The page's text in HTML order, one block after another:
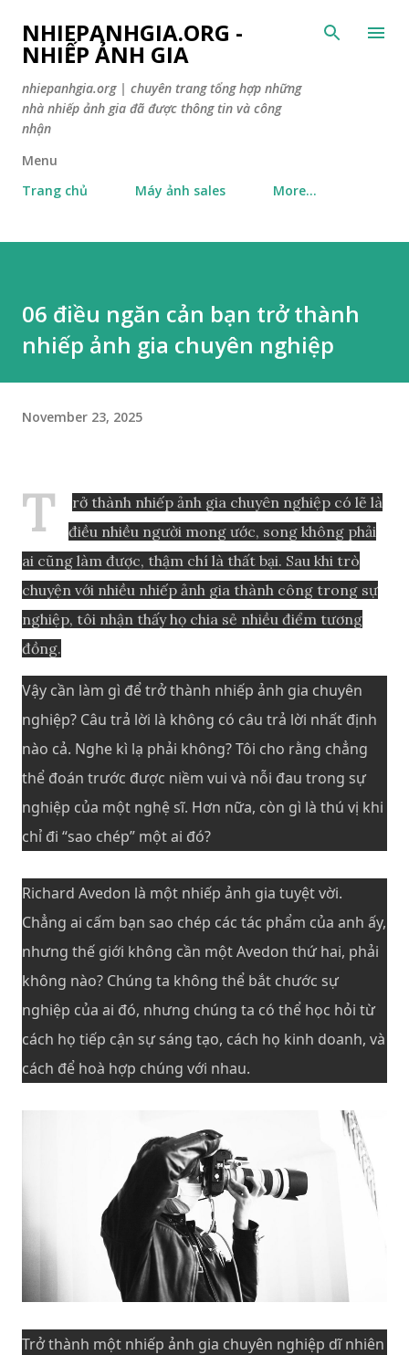
Skip to main content
NHIEPANHGIA.ORG -
NHIẾP ẢNH GIA
nhiepanhgia.org | chuyên trang tổng hợp những
nhà nhiếp ảnh gia đã được thông tin và công
nhận
Menu
Trang chủ
Máy ảnh sales More…
06 điều ngăn cản bạn trở thành
nhiếp ảnh gia chuyên nghiệp
November 23, 2025
T
rở thành nhiếp ảnh gia chuyên nghiệp có lẽ là
điều nhiều người mong ước, song không phải
ai cũng làm được, thậm chí là thất bại. Sau khi trò
chuyện với nhiều nhiếp ảnh gia thành công trong sự
nghiệp, tôi nhận thấy họ chia sẻ nhiều điểm tương
đồng.
Vậy cần làm gì để trở thành nhiếp ảnh gia chuyên
nghiệp? Câu trả lời là không có câu trả lời nhất định
nào cả. Nghe kì lạ phải không? Tôi cho rằng chẳng
thể đoán trước được niềm vui và nỗi đau trong sự
nghiệp của một nghệ sĩ. Hơn nữa, còn gì là thú vị khi
chỉ đi “sao chép” một ai đó?
Richard Avedon là một nhiếp ảnh gia tuyệt vời.
Chẳng ai cấm bạn sao chép các tác phẩm của anh ấy,
nhưng thế giới không cần một Avedon thứ hai, phải
không nào? Chúng ta không thể bắt chước sự
nghiệp của ai đó, nhưng chúng ta có thể học hỏi từ
cách họ tiếp cận sự sáng tạo, cách họ kinh doanh, và
cách để hoà hợp chúng với nhau.
Trở thành một nhiếp ảnh gia chuyên nghiệp dĩ nhiên